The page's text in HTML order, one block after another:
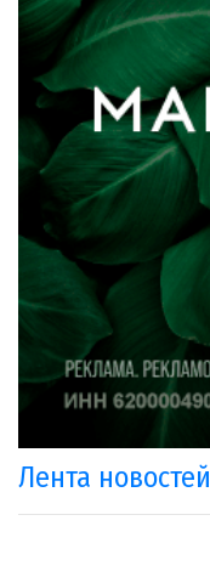
Лента новостей